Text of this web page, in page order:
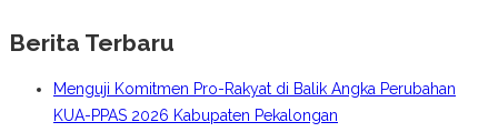
Berita Terbaru
Menguji Komitmen Pro-Rakyat di Balik Angka Perubahan
KUA-PPAS 2026 Kabupaten Pekalongan